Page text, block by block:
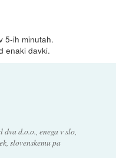
5-ih minutah.
enaki davki.
d.o.o., enega v slo,
slovenskemu pa